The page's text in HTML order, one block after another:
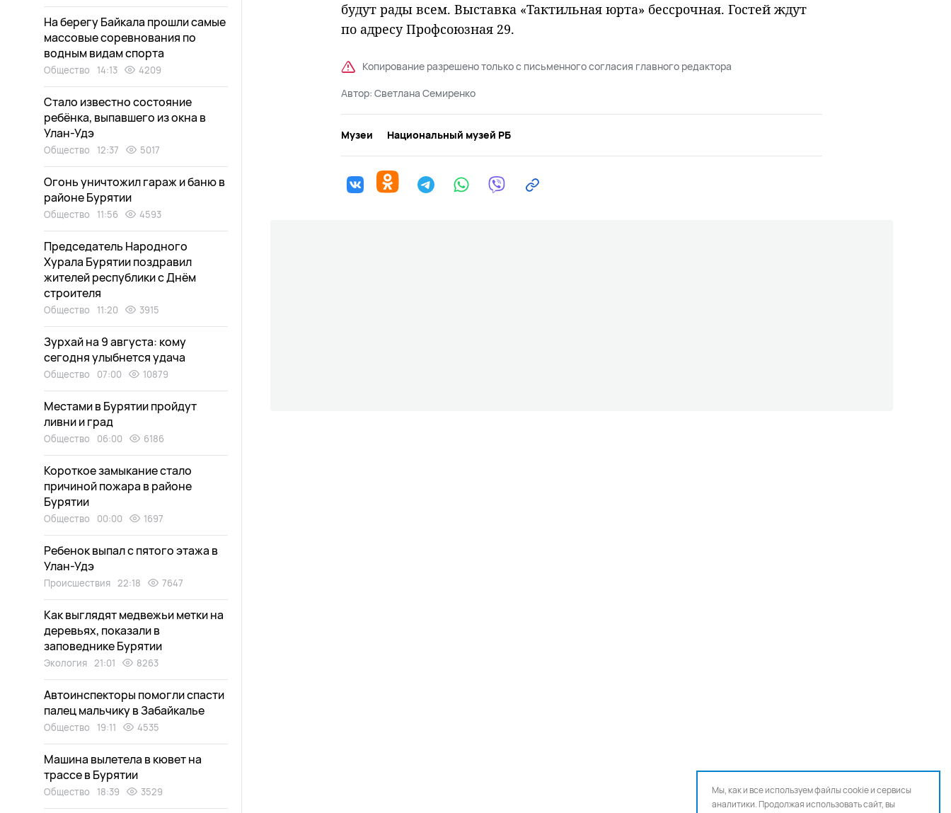
будут рады всем. Выставка «Тактильная юрта» бессрочная. Гостей ждут
по адресу Профсоюзная 29.
Копирование разрешено только с письменного согласия главного редактора
Автор: Светлана Семиренко
Музеи Национальный музей РБ
На берегу Байкала прошли самые
массовые соревнования по
водным видам спорта
Общество 14:13 4209
Стало известно состояние
ребёнка, выпавшего из окна в
Улан-Удэ
Общество 12:37 5017
Огонь уничтожил гараж и баню в
районе Бурятии
Общество 11:56 4593
Председатель Народного
Хурала Бурятии поздравил
жителей республики с Днём
строителя
Общество 11:20 3915
Зурхай на 9 августа: кому
сегодня улыбнется удача
Общество 07:00 10879
Местами в Бурятии пройдут
ливни и град
Общество 06:00 6186
Короткое замыкание стало
причиной пожара в районе
Бурятии
Общество 00:00 1697
Ребенок выпал с пятого этажа в
Улан-Удэ
Происшествия 22:18 7647
Как выглядят медвежьи метки на
деревьях, показали в
заповеднике Бурятии
Экология 21:01 8263
Автоинспекторы помогли спасти
палец мальчику в Забайкалье
Общество 19:11 4535
Машина вылетела в кювет на
трассе в Бурятии
Общество 18:39 3529
Мы, как и все используем файлы cookie и сервисы
аналитики. Продолжая использовать сайт, вы